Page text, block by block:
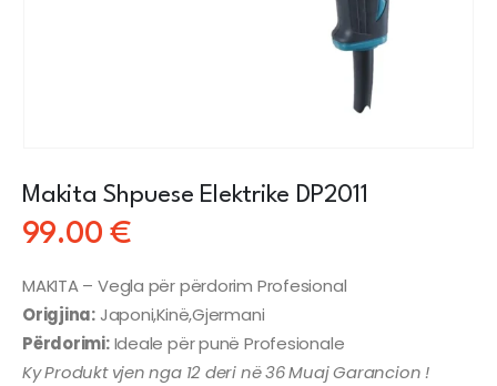
Makita Shpuese Elektrike DP2011
99.00€
MAKITA – Vegla për përdorim Profesional
Origjina:Japoni,Kinë,Gjermani
Përdorimi:Ideale për punë Profesionale
Ky Produkt vjen nga 12 deri në 36 Muaj Garancion !